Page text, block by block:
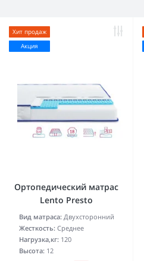
Хит продаж
Акция
Ортопедический матрас
Lento Presto
Вид матраса: Двухсторонний
Жесткость: Среднее
Нагрузка,кг: 120
Высота: 12